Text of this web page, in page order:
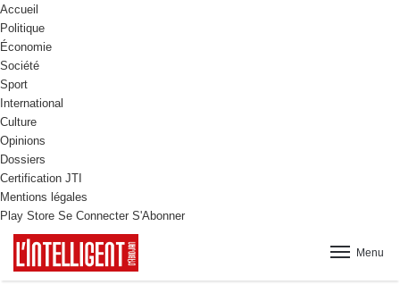
Accueil
Politique
Économie
Société
Sport
International
Culture
Opinions
Dossiers
Certification JTI
Mentions légales
Play Store Se Connecter S'Abonner
Menu